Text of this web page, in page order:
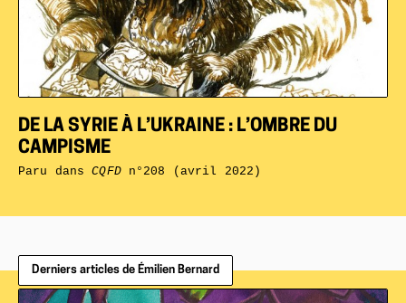
DE LA SYRIE À L’UKRAINE : L’OMBRE DU
CAMPISME
Paru dansCQFDn°208 (avril 2022)
Derniers articles de Émilien Bernard